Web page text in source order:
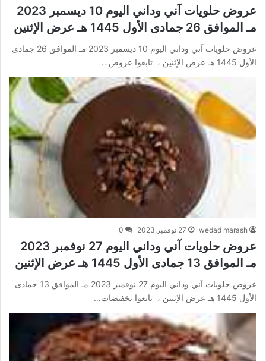
عروض حلويات آني وداني اليوم 10 ديسمبر 2023
مـ الموافق 26 جمادى الأول 1445 هـ عرض الإثنين
عروض حلويات آني وداني اليوم 10 ديسمبر 2023 مـ الموافق 26 جمادى
الأول 1445 هـ عرض الإثنين ، تابعوا عروض…
wedad marash 27 نوفمبر,2023 0
عروض حلويات آني وداني اليوم 27 نوفمبر 2023
مـ الموافق 13 جمادى الأول 1445 هـ عرض الإثنين
عروض حلويات آني وداني اليوم 27 نوفمبر 2023 مـ الموافق 13 جمادى
الأول 1445 هـ عرض الإثنين ، تابعوا تخفيضات…